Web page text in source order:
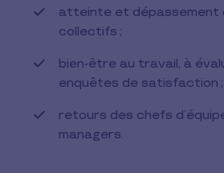
atteinte et dépassement
collectifs ;
bien-être au travail, à
enquêtes de satisfaction ;
retours des chefs
managers.